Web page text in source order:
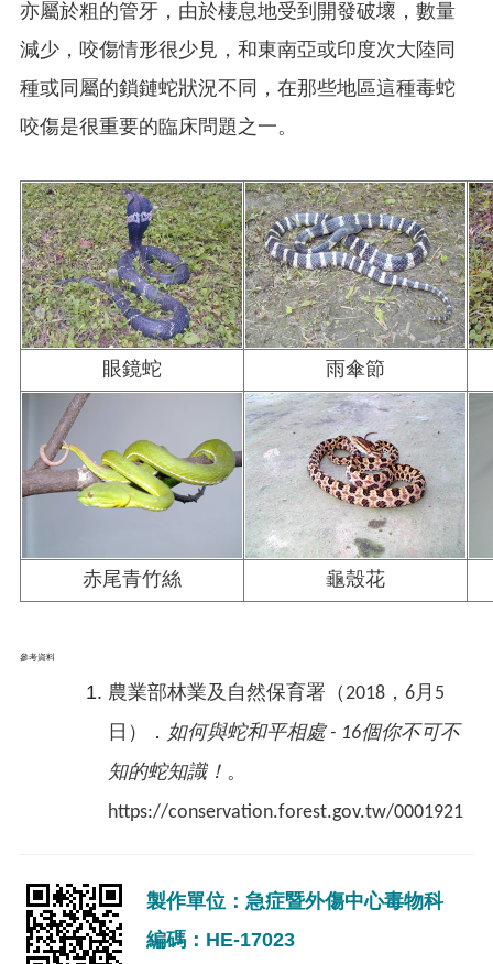
亦屬於粗的管牙，由於棲息地受到開發破壞，數量
減少，咬傷情形很少見，和東南亞或印度次大陸同
種或同屬的鎖鏈蛇狀況不同，在那些地區這種毒蛇
咬傷是很重要的臨床問題之一。
眼鏡蛇 雨傘節
赤尾青竹絲 龜殼花
參考資料
農業部林業及自然保育署（2018，6月5
日）． 如何與蛇和平相處 - 16個你不可不
知的蛇知識！ 。
https://conservation.forest.gov.tw/0001921
製作單位：急症暨外傷中心毒物科
編碼：HE-17023